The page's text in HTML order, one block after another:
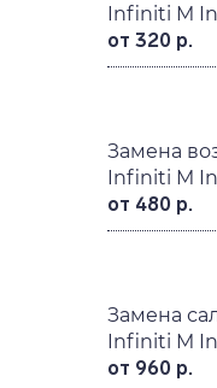
Infiniti M
от 320 р.
Замена
Infiniti M
от 480 р.
Замена
Infiniti M
от 960 р.